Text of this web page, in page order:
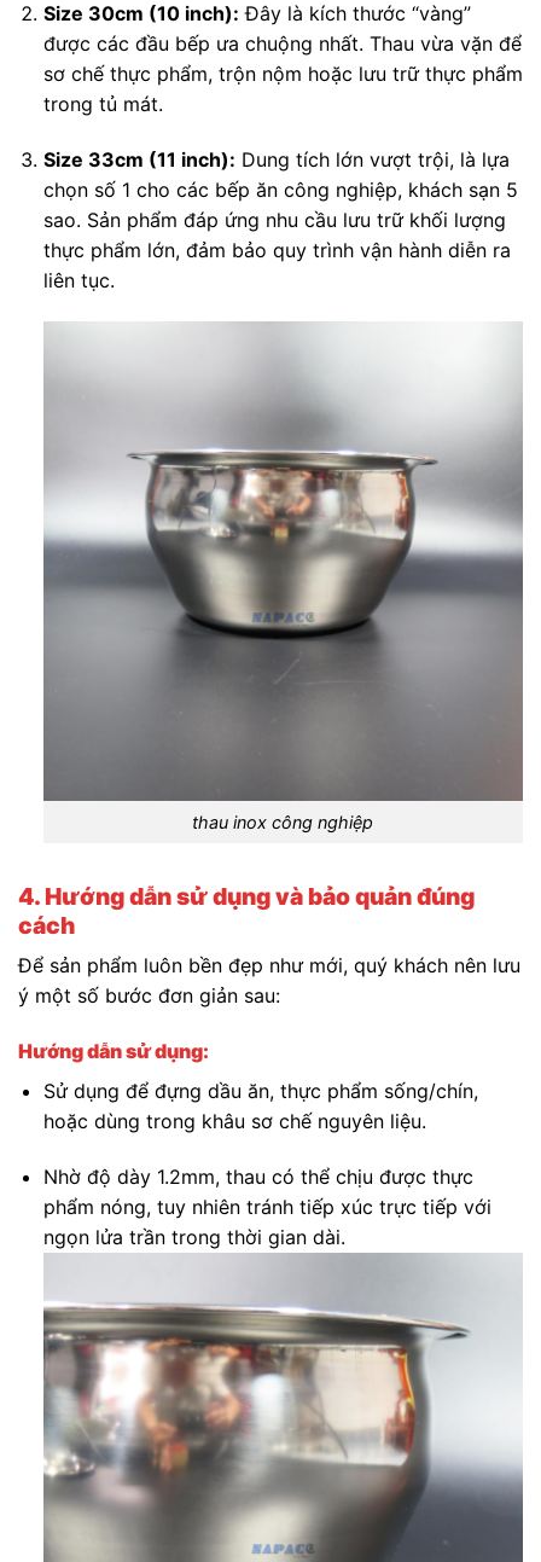
Size 30cm (10 inch): Đây là kích thước “vàng”
được các đầu bếp ưa chuộng nhất. Thau vừa vặn để
sơ chế thực phẩm, trộn nộm hoặc lưu trữ thực phẩm
trong tủ mát.
Size 33cm (11 inch): Dung tích lớn vượt trội, là lựa
chọn số 1 cho các bếp ăn công nghiệp, khách sạn 5
sao. Sản phẩm đáp ứng nhu cầu lưu trữ khối lượng
thực phẩm lớn, đảm bảo quy trình vận hành diễn ra
liên tục.
thau inox công nghiệp
4. Hướng dẫn sử dụng và bảo quản đúng
cách
Để sản phẩm luôn bền đẹp như mới, quý khách nên lưu
ý một số bước đơn giản sau:
Hướng dẫn sử dụng:
Sử dụng để đựng dầu ăn, thực phẩm sống/chín,
hoặc dùng trong khâu sơ chế nguyên liệu.
Nhờ độ dày 1.2mm, thau có thể chịu được thực
phẩm nóng, tuy nhiên tránh tiếp xúc trực tiếp với
ngọn lửa trần trong thời gian dài.